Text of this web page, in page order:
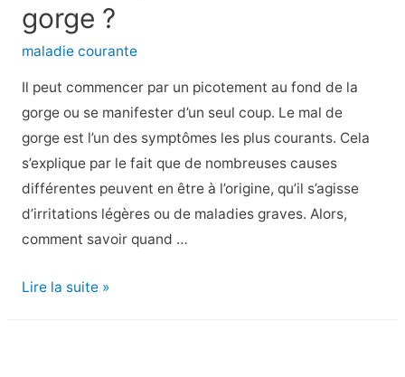
gorge ?
maladie courante
Il peut commencer par un picotement au fond de la
gorge ou se manifester d’un seul coup. Le mal de
gorge est l’un des symptômes les plus courants. Cela
s’explique par le fait que de nombreuses causes
différentes peuvent en être à l’origine, qu’il s’agisse
d’irritations légères ou de maladies graves. Alors,
comment savoir quand …
Symptômes
Lire la suite »